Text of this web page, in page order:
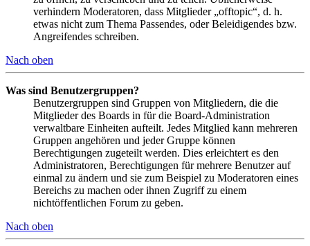
verhindern Moderatoren, dass Mitglieder „offtopic“, d. h.
etwas nicht zum Thema Passendes, oder Beleidigendes bzw.
Angreifendes schreiben.
Nach oben
Was sind Benutzergruppen?
Benutzergruppen sind Gruppen von Mitgliedern, die die
Mitglieder des Boards in für die Board-Administration
verwaltbare Einheiten aufteilt. Jedes Mitglied kann mehreren
Gruppen angehören und jeder Gruppe können
Berechtigungen zugeteilt werden. Dies erleichtert es den
Administratoren, Berechtigungen für mehrere Benutzer auf
einmal zu ändern und sie zum Beispiel zu Moderatoren eines
Bereichs zu machen oder ihnen Zugriff zu einem
nichtöffentlichen Forum zu geben.
Nach oben